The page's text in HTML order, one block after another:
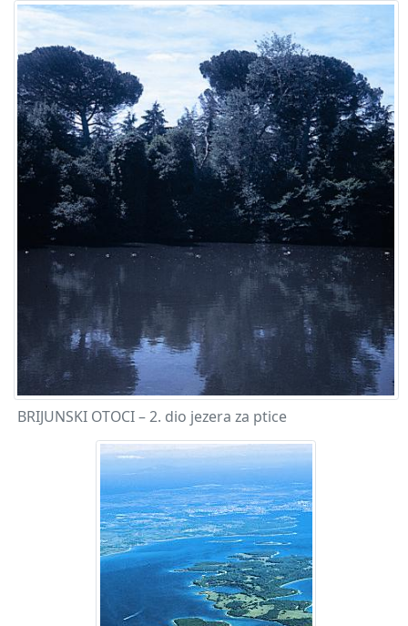
BRIJUNSKI OTOCI – 2. dio jezera za ptice